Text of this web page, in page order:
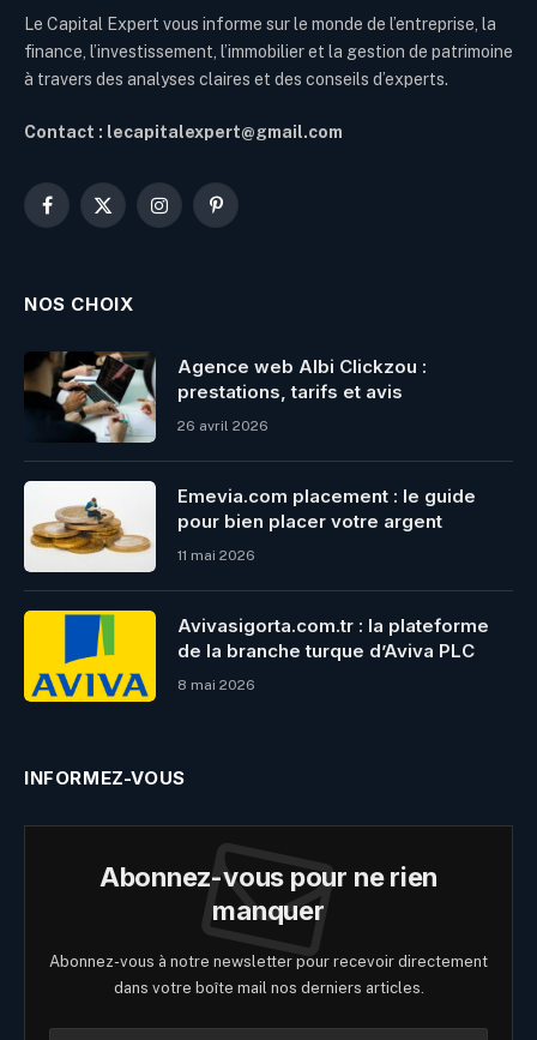
Le Capital Expert vous informe sur le monde de l’entreprise, la
finance, l’investissement, l’immobilier et la gestion de patrimoine
à travers des analyses claires et des conseils d’experts.
Contact : lecapitalexpert@gmail.com
Facebook
X
InstagramPinterest
NOS CHOIX
Agence web Albi Clickzou :
prestations, tarifs et avis
26 avril 2026
Emevia.com placement : le guide
pour bien placer votre argent
11 mai 2026
Avivasigorta.com.tr​ : la plateforme
de la branche turque d’Aviva PLC
8 mai 2026
INFORMEZ-VOUS
Abonnez-vous pour ne rien
manquer
Abonnez-vous à notre newsletter pour recevoir directement
dans votre boîte mail nos derniers articles.